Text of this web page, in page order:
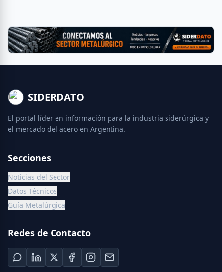
SIDERDATO
El portal líder en información para la industria siderúrgica y
el mercado del acero en Argentina.
Secciones
Noticias del Sector
Datos Técnicos
Guía Metalúrgica
Redes de Contacto